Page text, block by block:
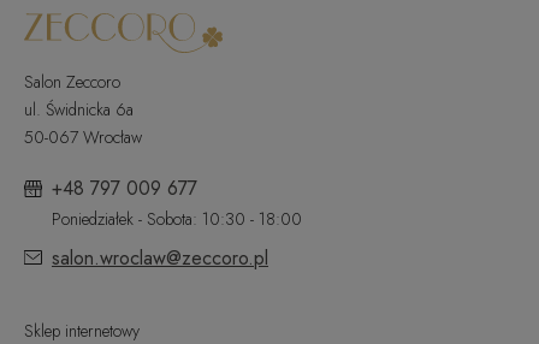
Salon Zeccoro
ul. Świdnicka 6a
50-067 Wrocław
+48 797 009 677
Poniedziałek - Sobota: 10:30 - 18:00
salon.wroclaw@zeccoro.pl
Sklep internetowy